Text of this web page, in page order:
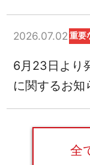
2026.07.02 重要
6月23日より
に関するお知
全